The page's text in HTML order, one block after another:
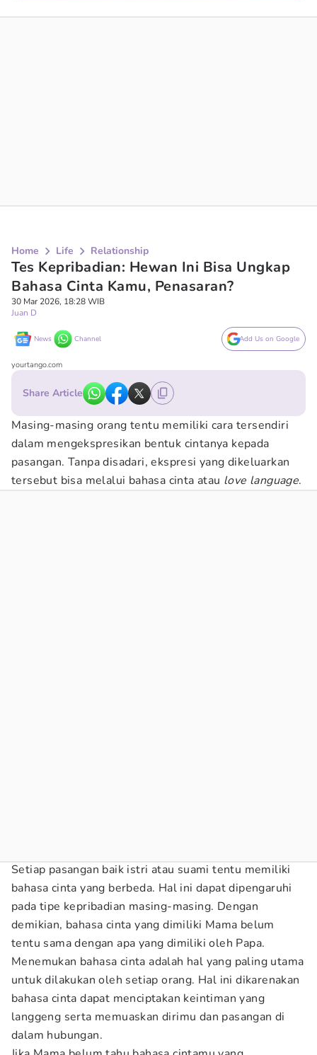
Home Life Relationship
Tes Kepribadian: Hewan Ini Bisa Ungkap
Bahasa Cinta Kamu, Penasaran?
30 Mar 2026, 18:28 WIB
Juan D
News Channel Add Us on Google
yourtango.com
Share Article
Masing-masing orang tentu memiliki cara tersendiri
dalam mengekspresikan bentuk cintanya kepada
pasangan. Tanpa disadari, ekspresi yang dikeluarkan
tersebut bisa melalui bahasa cinta atau love language.
Setiap pasangan baik istri atau suami tentu memiliki
bahasa cinta yang berbeda. Hal ini dapat dipengaruhi
pada tipe kepribadian masing-masing. Dengan
demikian, bahasa cinta yang dimiliki Mama belum
tentu sama dengan apa yang dimiliki oleh Papa.
Menemukan bahasa cinta adalah hal yang paling utama
untuk dilakukan oleh setiap orang. Hal ini dikarenakan
bahasa cinta dapat menciptakan keintiman yang
langgeng serta memuaskan dirimu dan pasangan di
dalam hubungan.